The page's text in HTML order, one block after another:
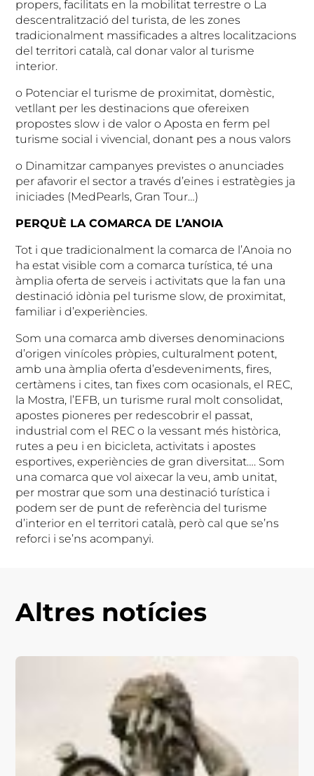
propers, facilitats en la mobilitat terrestre o La
descentralització del turista, de les zones
tradicionalment massificades a altres localitzacions
del territori català, cal donar valor al turisme
interior.
o Potenciar el turisme de proximitat, domèstic,
vetllant per les destinacions que ofereixen
propostes slow i de valor o Aposta en ferm pel
turisme social i vivencial, donant pes a nous valors
o Dinamitzar campanyes previstes o anunciades
per afavorir el sector a través d’eines i estratègies ja
iniciades (MedPearls, Gran Tour…)
PERQUÈ LA COMARCA DE L’ANOIA
Tot i que tradicionalment la comarca de l’Anoia no
ha estat visible com a comarca turística, té una
àmplia oferta de serveis i activitats que la fan una
destinació idònia pel turisme slow, de proximitat,
familiar i d’experiències.
Som una comarca amb diverses denominacions
d’origen vinícoles pròpies, culturalment potent,
amb una àmplia oferta d’esdeveniments, fires,
certàmens i cites, tan fixes com ocasionals, el REC,
la Mostra, l’EFB, un turisme rural molt consolidat,
apostes pioneres per redescobrir el passat,
industrial com el REC o la vessant més històrica,
rutes a peu i en bicicleta, activitats i apostes
esportives, experiències de gran diversitat…. Som
una comarca que vol aixecar la veu, amb unitat,
per mostrar que som una destinació turística i
podem ser de punt de referència del turisme
d’interior en el territori català, però cal que se’ns
reforci i se’ns acompanyi.
Altres notícies